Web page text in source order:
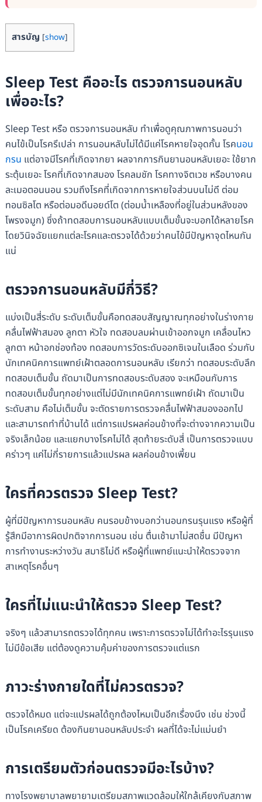
สารบัญ [show]
Sleep Test คืออะไร ตรวจการนอนหลับ
เพื่ออะไร?
Sleep Test หรือ ตรวจการนอนหลับ ทำเพื่อดูคุณภาพการนอนว่า
คนไข้เป็นโรครึเปล่า การนอนหลับไม่ได้มีแค่โรคหายใจอุดกั้น โรคนอน
กรน แต่อาจมีโรคที่เกิดจากยา ผลจากการกินยานอนหลับเยอะ ใช้ยาก
ระตุ้นเยอะ โรคที่เกิดจากสมอง โรคลมชัก โรคทางจิตเวช หรือบางคน
ละเมอตอนนอน รวมถึงโรคที่เกิดจากการหายใจส่วนบนไม่ดี ต่อม
ทอนซิลโต หรือต่อมอดีนอยด์โต (ต่อมน้ำเหลืองที่อยู่ในส่วนหลังของ
โพรงจมูก) ซึ่งถ้าทดสอบการนอนหลับแบบเต็มขั้นจะบอกได้หลายโรค
โดยวินิจฉัยแยกแต่ละโรคและตรวจได้ด้วยว่าคนไข้มีปัญหาจุดไหนกัน
แน่
ตรวจการนอนหลับมีกี่วิธี?
แบ่งเป็นสี่ระดับ ระดับเต็มขั้นคือทดสอบสัญญาณทุกอย่างในร่างกาย
คลื่นไฟฟ้าสมอง ลูกตา หัวใจ ทดสอบลมผ่านเข้าออกจมูก เคลื่อนไหว
ลูกตา หน้าอกช่องท้อง ทดสอบการวัดระดับออกซิเจนในเลือด ร่วมกับ
นักเทคนิคการแพทย์เฝ้าตลอดการนอนหลับ เรียกว่า ทดสอบระดับลึก
ทดสอบเต็มขั้น ถัดมาเป็นการทดสอบระดับสอง จะเหมือนกับการ
ทดสอบเต็มขั้นทุกอย่างแต่ไม่มีนักเทคนิคการแพทย์เฝ้า ถัดมาเป็น
ระดับสาม คือไม่เต็มขั้น จะตัดรายการตรวจคลื่นไฟฟ้าสมองออกไป
และสามารถทำที่บ้านได้ แต่การแปรผลค่อนข้างที่จะต่างจากความเป็น
จริงเล็กน้อย และแยกบางโรคไม่ได้ สุดท้ายระดับสี่ เป็นการตรวจแบบ
คร่าวๆ แค่ไม่กี่รายการแล้วแปรผล ผลค่อนข้างเพี้ยน
ใครที่ควรตรวจ Sleep Test?
ผู้ที่มีปัญหาการนอนหลับ คนรอบข้างบอกว่านอนกรนรุนแรง หรือผู้ที่
รู้สึกมีอาการผิดปกติจากการนอน เช่น ตื่นเช้ามาไม่สดชื่น มีปัญหา
การทำงานระหว่างวัน สมาธิไม่ดี หรือผู้ที่แพทย์แนะนำให้ตรวจจาก
สาเหตุโรคอื่นๆ
ใครที่ไม่แนะนำให้ตรวจ Sleep Test?
จริงๆ แล้วสามารถตรวจได้ทุกคน เพราะการตรวจไม่ได้ทำอะไรรุนแรง
ไม่มีข้อเสีย แต่ต้องดูความคุ้มค่าของการตรวจแต่แรก
ภาวะร่างกายใดที่ไม่ควรตรวจ?
ตรวจได้หมด แต่จะแปรผลได้ถูกต้องไหมเป็นอีกเรื่องนึง เช่น ช่วงนี้
เป็นโรคเครียด ต้องกินยานอนหลับประจำ ผลที่ได้จะไม่แม่นยำ
การเตรียมตัวก่อนตรวจมีอะไรบ้าง?
ทางโรงพยาบาลพยายามเตรียมสภาพแวดล้อมให้ใกล้เคียงกับสภาพ